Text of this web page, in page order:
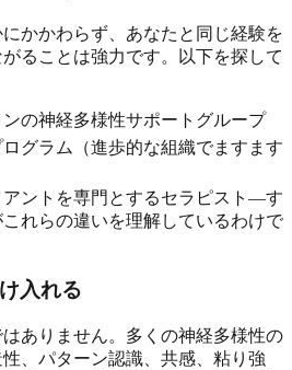
かかわらず、あなたと同じ経験を
ることは強力です。以下を探して
の神経多様性サポートグループ
グラム（進歩的な組織でますます
ントを専門とするセラピスト—す
れらの違いを理解しているわけで
入れる
ありません。多くの神経多様性の
、パターン認識、共感、粘り強